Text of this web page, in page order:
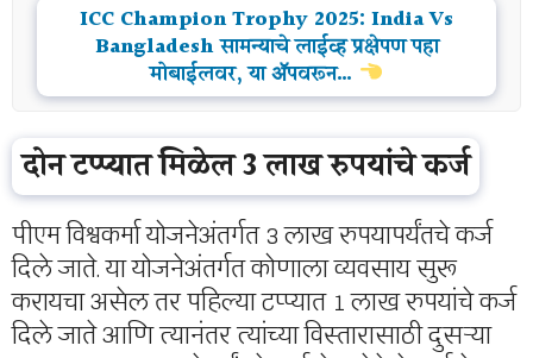
ICC Champion Trophy 2025: India Vs
Bangladesh सामन्याचे लाईव्ह प्रक्षेपण पहा
मोबाईलवर, या ॲपवरून…
दोन टप्प्यात मिळेल 3 लाख रुपयांचे कर्ज
पीएम विश्वकर्मा योजनेअंतर्गत 3 लाख रुपयापर्यंतचे कर्ज
दिले जाते. या योजनेअंतर्गत कोणाला व्यवसाय सुरू
करायचा असेल तर पहिल्या टप्प्यात 1 लाख रुपयांचे कर्ज
दिले जाते आणि त्यानंतर त्यांच्या विस्तारासाठी दुसऱ्या